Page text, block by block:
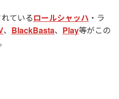
ているロールシャッハ ・ラ
、 BlackBasta、 Play等がこの